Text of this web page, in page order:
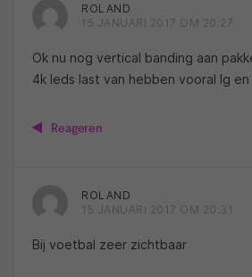
ROLAND
15 JANUARI 2017 OM 20:27
Ok nu nog vertical banding aan
4k leds last van hebben vooral lg en
Reageren
ROLAND
15 JANUARI 2017 OM 20:31
Bij voetbal zeer zichtbaar